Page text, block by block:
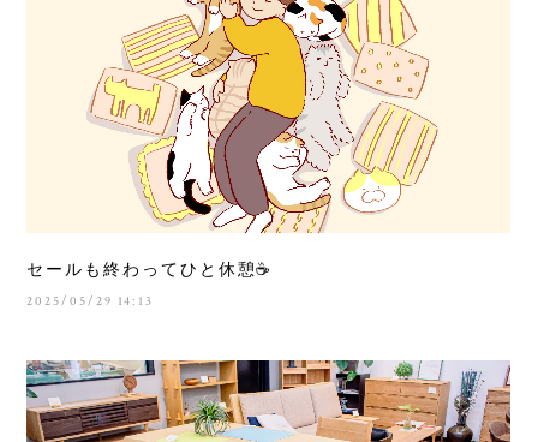
セールも終わってひと休憩☕️
2025/05/29 14:13